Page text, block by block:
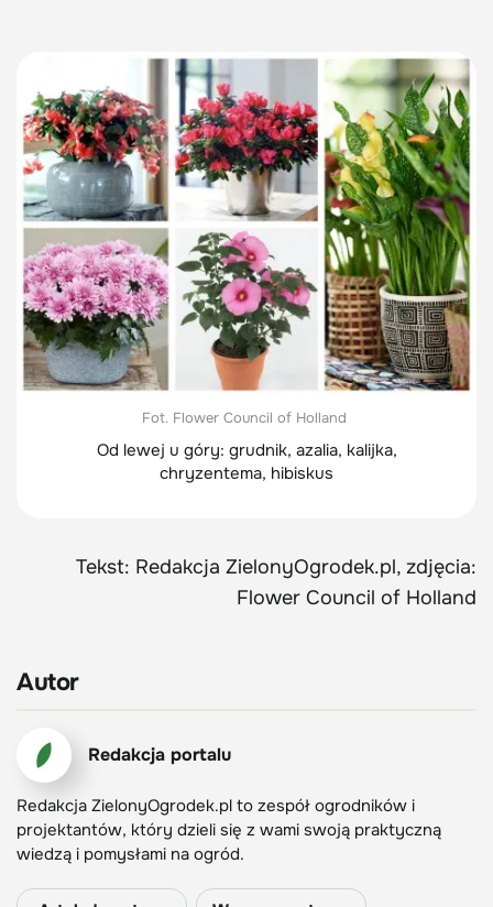
Fot. Flower Council of Holland
Od lewej u góry: grudnik, azalia, kalijka,
chryzentema, hibiskus
Tekst: Redakcja ZielonyOgrodek.pl, zdjęcia:
Flower Council of Holland
Autor
Redakcja portalu
Redakcja ZielonyOgrodek.pl to zespół ogrodników i
projektantów, który dzieli się z wami swoją praktyczną
wiedzą i pomysłami na ogród.